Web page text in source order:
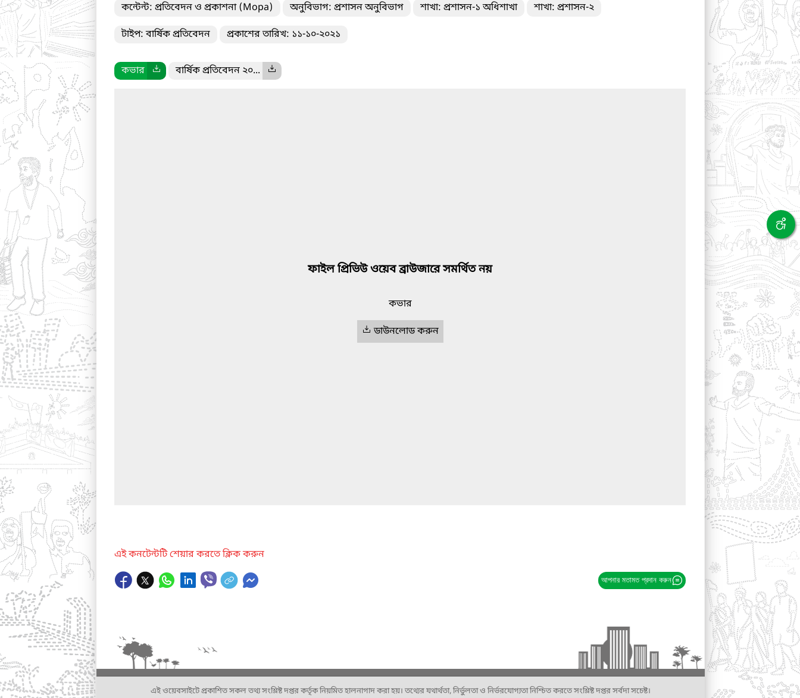
কন্টেন্ট: প্রতিবেদন ও প্রকাশনা (Mopa) অনুবিভাগ: প্রশাসন অনুবিভাগ শাখা: প্রশাসন-১ অধিশাখা শাখা: প্রশাসন-২
টাইপ: বার্ষিক প্রতিবেদন প্রকাশের তারিখ: ১১-১০-২০২১
কভার বার্ষিক প্রতিবেদন ২০...
ফাইল প্রিভিউ ওয়েব ব্রাউজারে সমর্থিত নয়
কভার
ডাউনলোড করুন
এই কনটেন্টটি শেয়ার করতে ক্লিক করুন
আপনার মতামত প্রদান করুন
এই ওয়েবসাইটে প্রকাশিত সকল তথ্য সংশ্লিষ্ট দপ্তর কর্তৃক নিয়মিত হালনাগাদ করা হয়। তথ্যের যথার্থতা, নির্ভুলতা ও নির্ভরযোগ্যতা নিশ্চিত করতে সংশ্লিষ্ট দপ্তর সর্বদা সচেষ্ট।